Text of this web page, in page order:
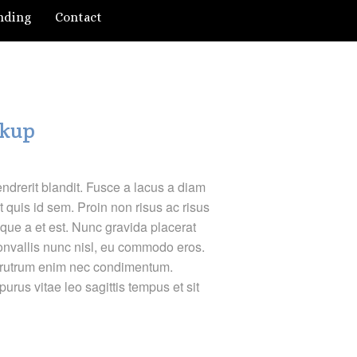
Contact
blandit. Fusce a lacus a diam
quis id sem. Proin non risus ac risus
a et est. Nunc gravida placerat
nunc nisl, eu commodo eros.
enim nec condimentum.
vitae leo sagittis tempus et sit